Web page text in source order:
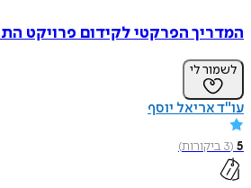
המדריך הפרקטי לקידום פרויקט
לשמור לי
עו"ד אריאל יוסף
5
(
3ביקורות)